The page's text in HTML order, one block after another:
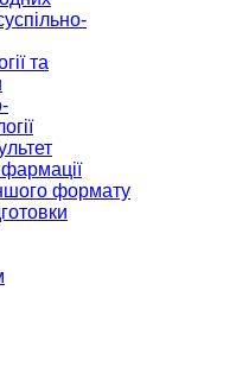
та
фармації
формату